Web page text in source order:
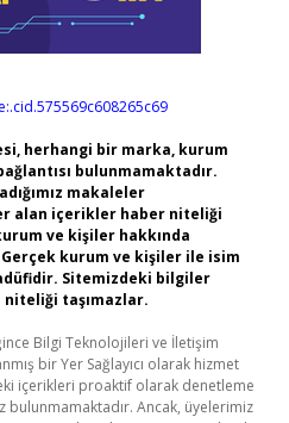
herhangi bir marka, kurum
bulunmamaktadır.
makaleler
alan içerikler haber niteliği
ve kişiler hakkında
Gerçek kurum ve kişiler ile isim
Sitemizdeki bilgiler
taşımazlar.
Bilgi Teknolojileri ve İletişim
bir Yer Sağlayıcı olarak hizmet
içerikleri proaktif olarak denetleme
bulunmamaktadır. Ancak, üyelerimiz